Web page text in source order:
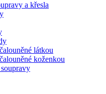
a křesla
látkou
koženkou